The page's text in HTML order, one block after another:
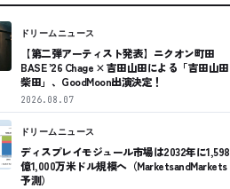
ドリームニュース
【第二弾アーティスト発表】ニクオン町田
BASE ’26 Chage × 吉田山田による「吉田山田
柴田」、GoodMoon出演決定！
2026.08.07
ドリームニュース
ディスプレイモジュール市場は2032年に1,598
億1,000万米ドル規模へ（MarketsandMarkets
予測）